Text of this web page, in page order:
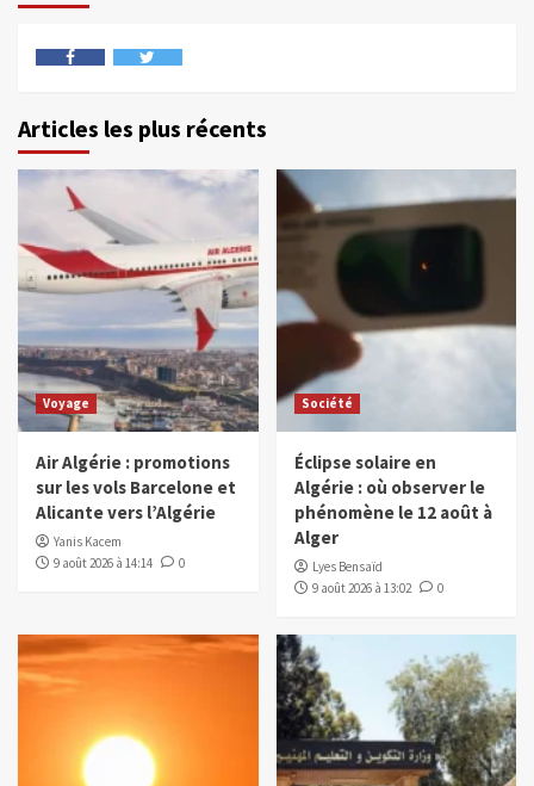
Articles les plus récents
Voyage
Air Algérie : promotions
sur les vols Barcelone et
Alicante vers l’Algérie
Yanis Kacem
9 août 2026 à 14:14
0
Société
Éclipse solaire en
Algérie : où observer le
phénomène le 12 août à
Alger
Lyes Bensaïd
9 août 2026 à 13:02
0